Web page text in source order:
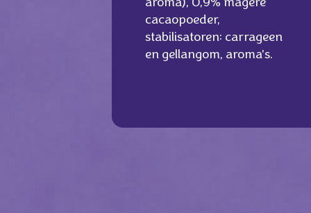
aroma), 0,9% magere
cacaopoeder,
stabilisatoren: carrageen
en gellangom, aroma's.